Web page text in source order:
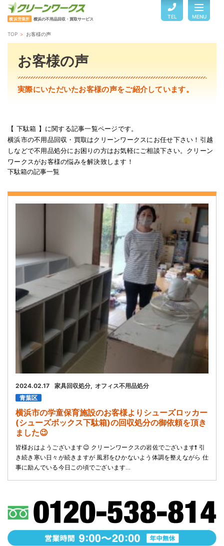
横浜営業所 横浜の不用品回収・買取サービス TEL MENU
サービスのご案内
回収品目・料金
お客様の声
お問い合わせ
会社概要
キャンペーン
WEB割引券プレゼント！
TOP お客様の声
お客様の声
実際にいただいたお客様の声をご紹介しています。
【 下駄箱 】に関する記事一覧ページです。
横浜市の不用品回収・買取はクリーンワークスにお任せ下さい！引越
しなどで不用品処分にお困りの方はお気軽にご相談下さい。クリーン
ワークスがお客様の悩みを解決致します！
下駄箱の記事一覧
2024.02.17 家具回収処分
オフィス不用品処分
青葉区
横浜市の学童保育施設のお客様よりシューズロッカー
(シューズボックス下駄箱)の回収処分の御依頼を頂き
ました😉
皆様おはようございます😉 クリーンワークスの岩佐でございます❗ 引
き続き寒い日々が続きますが 風邪をひかないよう体調を整えながら 仕
事に励んでいる今日この頃でございます…